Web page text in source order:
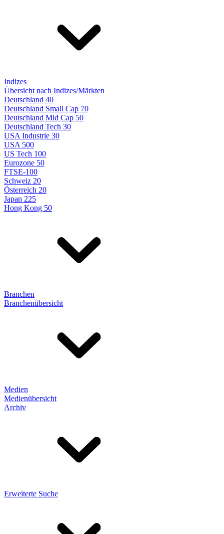
Indizes
Übersicht nach Indizes/Märkten
Deutschland 40
Deutschland Small Cap 70
Deutschland Mid Cap 50
Deutschland Tech 30
USA Industrie 30
USA 500
US Tech 100
Eurozone 50
FTSE-100
Schweiz 20
Österreich 20
Japan 225
Hong Kong 50
Branchen
Branchenübersicht
Medien
Medienübersicht
Archiv
Erweiterte Suche